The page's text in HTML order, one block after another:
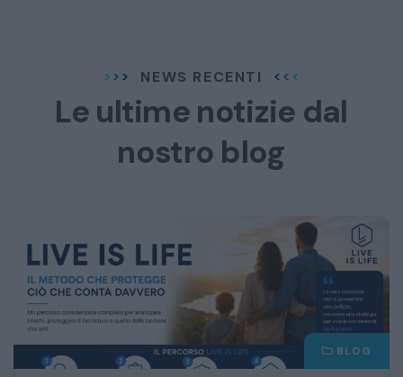
NEWS RECENTI
Le ultime notizie dal
nostro blog
BLOG